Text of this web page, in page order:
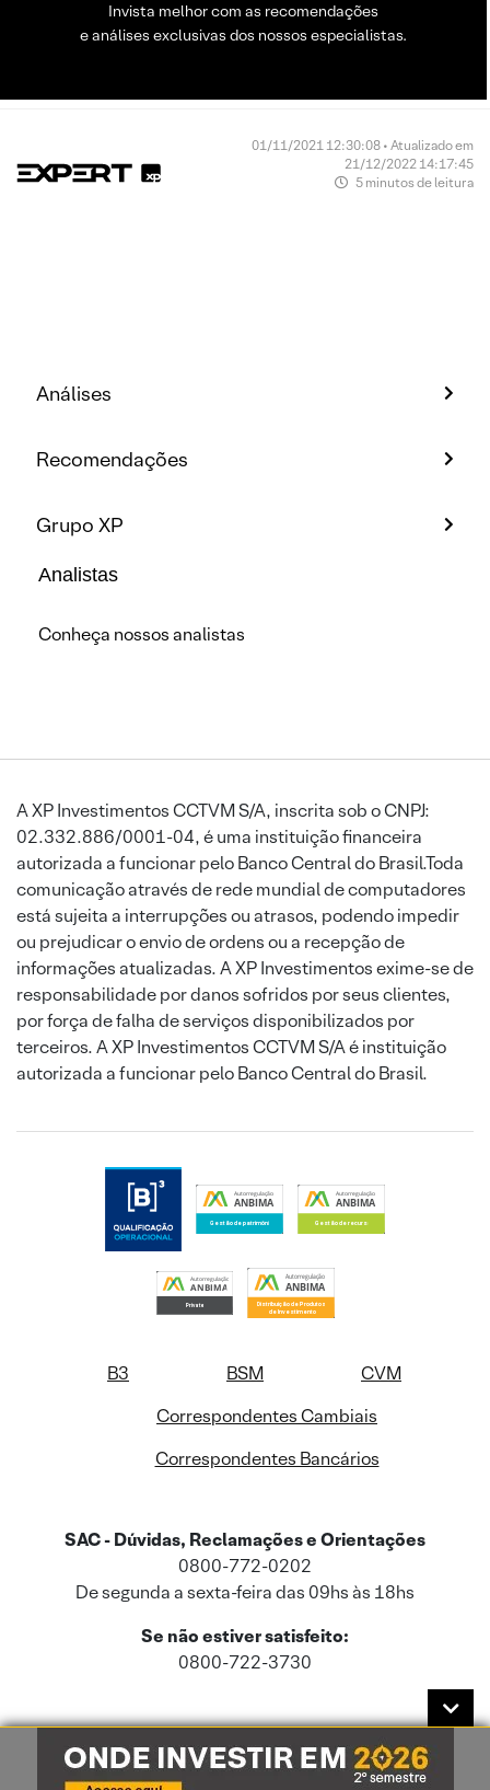
Invista melhor com as recomendações
e análises exclusivas dos nossos especialistas.
01/11/2021 12:30:08 • Atualizado em
21/12/2022 14:17:45
5 minutos de leitura
Análises
Recomendações
Grupo XP
Analistas
Conheça nossos analistas
A XP Investimentos CCTVM S/A, inscrita sob o CNPJ:
02.332.886/0001-04, é uma instituição financeira
autorizada a funcionar pelo Banco Central do Brasil.Toda
comunicação através de rede mundial de computadores
está sujeita a interrupções ou atrasos, podendo impedir
ou prejudicar o envio de ordens ou a recepção de
informações atualizadas. A XP Investimentos exime-se de
responsabilidade por danos sofridos por seus clientes,
por força de falha de serviços disponibilizados por
terceiros. A XP Investimentos CCTVM S/A é instituição
autorizada a funcionar pelo Banco Central do Brasil.
B3 BSM
CVM
Correspondentes Cambiais
Correspondentes Bancários
SAC - Dúvidas, Reclamações e Orientações
0800-772-0202
De segunda a sexta-feira das 09hs às 18hs
Se não estiver satisfeito:
0800-722-3730
Este site usa cookies e dados pessoais de acordo com a nossaPolítica de
Cookies
e a nossaPolítica de Privacidade.